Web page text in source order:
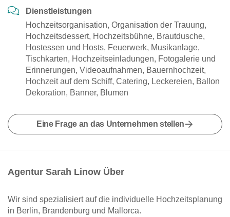
Dienstleistungen
Hochzeitsorganisation, Organisation der Trauung,
Hochzeitsdessert, Hochzeitsbühne, Brautdusche,
Hostessen und Hosts, Feuerwerk, Musikanlage,
Tischkarten, Hochzeitseinladungen, Fotogalerie und
Erinnerungen, Videoaufnahmen, Bauernhochzeit,
Hochzeit auf dem Schiff, Catering, Leckereien, Ballon
Dekoration, Banner, Blumen
Eine Frage an das Unternehmen stellen
Agentur Sarah Linow Über
Wir sind spezialisiert auf die individuelle Hochzeitsplanung
in Berlin, Brandenburg und Mallorca.